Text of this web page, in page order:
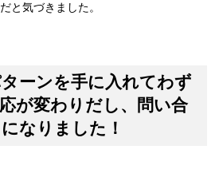
と気づきました。
ーンを手に入れてわず
が変わりだし、問い合
なりました！